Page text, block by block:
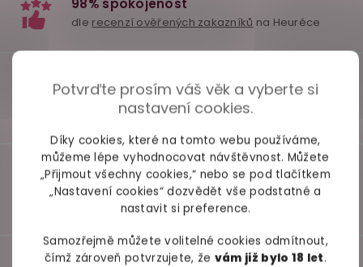
Potvrďte prosím váš věk a vyberte si
nastavení cookies.
Díky cookies, které na tomto webu používáme,
můžeme lépe vyhodnocovat návštěvnost. Můžete
„Přijmout všechny cookies,“ nebo se pod tlačítkem
„Nastavení cookies“ dozvědět vše podstatné a
nastavit si preference.
Samozřejmě můžete volitelné cookies odmítnout,
čímž zároveň potvrzujete, že vám již bylo 18 let.